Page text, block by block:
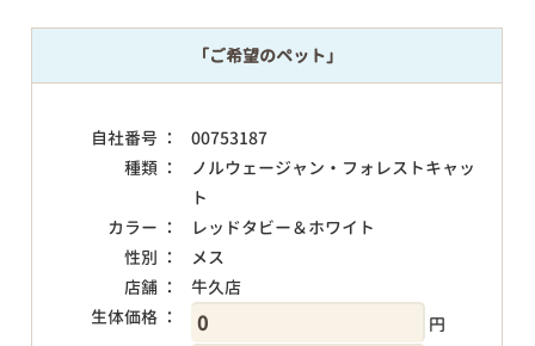
「ご希望のペット」
自社番号 ：
00753187
種類 ：
ノルウェージャン・フォレストキャッ
ト
カラー ：
レッドタビー＆ホワイト
性別 ：
メス
店舗 ：
牛久店
生体価格 ：
円